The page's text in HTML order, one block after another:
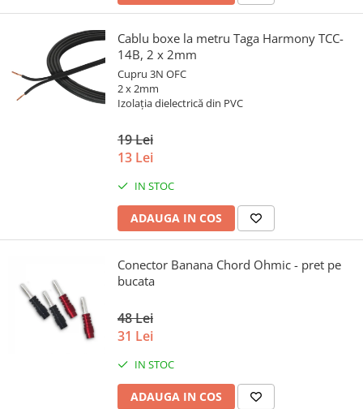
Cablu boxe la metru Taga Harmony TCC-
14B, 2 x 2mm
Cupru 3N OFC
2 x 2mm
Izolația dielectrică din PVC
19 Lei
13 Lei
IN STOC
ADAUGA IN COS
Conector Banana Chord Ohmic - pret pe
bucata
48 Lei
31 Lei
IN STOC
ADAUGA IN COS